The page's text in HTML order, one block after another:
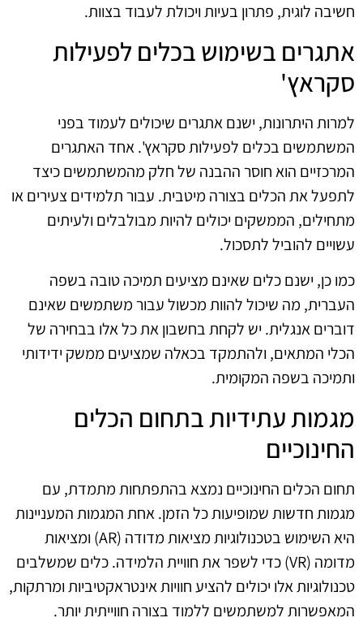
חשיבה לוגית, פתרון בעיות ויכולת לעבוד בצוות.
אתגרים בשימוש בכלים לפעילות
סקראץ'
למרות היתרונות, ישנם אתגרים שיכולים לעמוד בפני
המשתמשים בכלים לפעילות סקראץ'. אחד האתגרים
המרכזיים הוא חוסר ההבנה של חלק מהמשתמשים כיצד
לתפעל את הכלים בצורה מיטבית. עבור תלמידים צעירים או
מתחילים, הממשקים יכולים להיות מבולבלים ולעיתים
עשויים להוביל לתסכול.
כמו כן, ישנם כלים שאינם מציעים תמיכה טובה בשפה
העברית, מה שיכול להוות מכשול עבור משתמשים שאינם
דוברים אנגלית. יש לקחת בחשבון את כל אלו בבחירה של
הכלי המתאים, ולהתמקד בכאלה שמציעים ממשק ידידותי
ותמיכה בשפה המקומית.
מגמות עתידיות בתחום הכלים
החינוכיים
תחום הכלים החינוכיים נמצא בהתפתחות מתמדת, עם
מגמות חדשות שמופיעות כל הזמן. אחת המגמות המעניינות
היא השימוש בטכנולוגיות מציאות מדודה (AR) ומציאות
מדומה (VR) כדי לשפר את חוויית הלמידה. כלים שמשלבים
טכנולוגיות אלו יכולים להציע חוויות אינטראקטיביות ומרתקות,
המאפשרות למשתמשים ללמוד בצורה חווייתית יותר.